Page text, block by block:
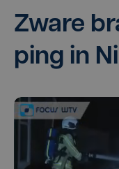
Zwa­re
ping in